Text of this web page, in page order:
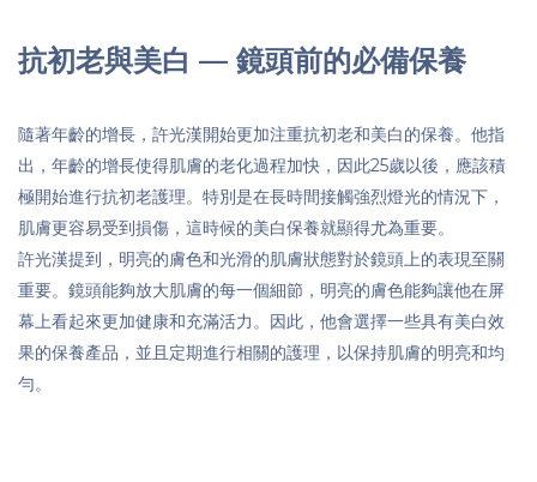
抗初老與美白 — 鏡頭前的必備保養
隨著年齡的增長，許光漢開始更加注重抗初老和美白的保養。他指
出，年齡的增長使得肌膚的老化過程加快，因此25歲以後，應該積
極開始進行抗初老護理。特別是在長時間接觸強烈燈光的情況下，
肌膚更容易受到損傷，這時候的美白保養就顯得尤為重要。
許光漢提到，明亮的膚色和光滑的肌膚狀態對於鏡頭上的表現至關
重要。鏡頭能夠放大肌膚的每一個細節，明亮的膚色能夠讓他在屏
幕上看起來更加健康和充滿活力。因此，他會選擇一些具有美白效
果的保養產品，並且定期進行相關的護理，以保持肌膚的明亮和均
勻。